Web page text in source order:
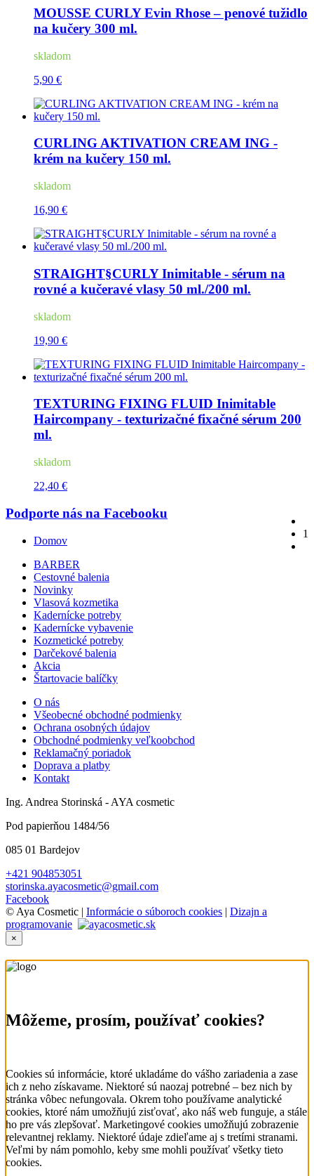
MOUSSE CURLY Evin Rhose – penové tužidlo
na kučery 300 ml.
skladom
5,90 €
CURLING AKTIVATION CREAM ING -
krém na kučery 150 ml.
skladom
16,90 €
STRAIGHT§CURLY Inimitable - sérum na
rovné a kučeravé vlasy 50 ml./200 ml.
skladom
19,90 €
TEXTURING FIXING FLUID Inimitable
Haircompany - texturizačné fixačné sérum 200
ml.
skladom
22,40 €
1
Podporte nás na Facebooku
Domov
BARBER
Cestovné balenia
Novinky
Vlasová kozmetika
Kadernícke potreby
Kadernícke vybavenie
Kozmetické potreby
Darčekové balenia
Akcia
Štartovacie balíčky
O nás
Všeobecné obchodné podmienky
Ochrana osobných údajov
Obchodné podmienky veľkoobchod
Reklamačný poriadok
Doprava a platby
Kontakt
Ing. Andrea Storinská - AYA cosmetic
Pod papierňou 1484/56
085 01 Bardejov
+421 904853051
storinska.ayacosmetic@gmail.com
Facebook
© Aya Cosmetic | Informácie o súboroch cookies | Dizajn a
programovanie
×
Môžeme, prosím, používať cookies?
Cookies sú informácie, ktoré ukladáme do vášho zariadenia a zase
ich z neho získavame. Niektoré sú naozaj potrebné – bez nich by
stránka vôbec nefungovala. Okrem toho používame analytické
cookies, ktoré nám umožňujú zisťovať, ako náš web funguje, a stále
ho pre vás zlepšovať. Marketingové cookies umožňujú zobrazenie
relevantnej reklamy. Niektoré údaje zdieľame aj s tretími stranami.
Veľmi by nám pomohlo, keby sme mohli používať všetky tieto
cookies.